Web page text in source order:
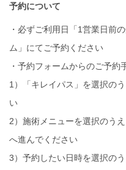
予約について
・必ずご利用日「1営業日前
ム」にてご予約ください
・予約フォームからのご予約
1）「キレイパス」を選択の
い
2）施術メニューを選択のう
へ進んでください
3）予約したい日時を選択の